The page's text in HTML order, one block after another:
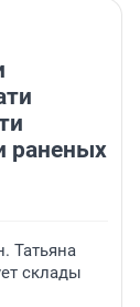
раненых
Татьяна
склады